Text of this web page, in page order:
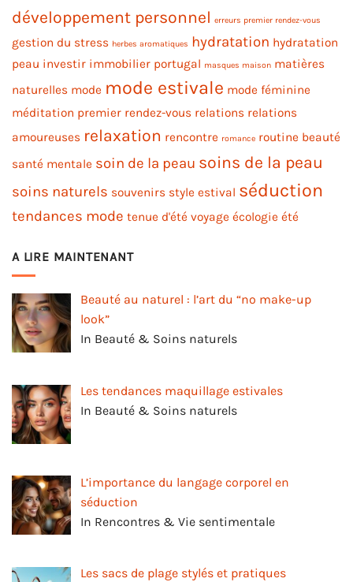
développement personnel erreurs premier rendez-vous
gestion du stress herbes aromatiques hydratation hydratation
peau investir immobilier portugal masques maison matières
naturelles mode mode estivale mode féminine
méditation premier rendez-vous relations relations
amoureuses relaxation rencontre romance routine beauté
santé mentale soin de la peau soins de la peau
soins naturels souvenirs style estival séduction
tendances mode tenue d'été voyage écologie été
A LIRE MAINTENANT
Beauté au naturel : l’art du “no make-up
look”
In Beauté & Soins naturels
Les tendances maquillage estivales
In Beauté & Soins naturels
L’importance du langage corporel en
séduction
In Rencontres & Vie sentimentale
Les sacs de plage stylés et pratiques